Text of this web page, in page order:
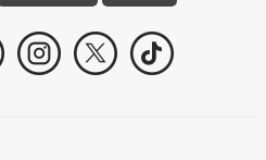
iddaa Sonuçları Aktif Sayaç